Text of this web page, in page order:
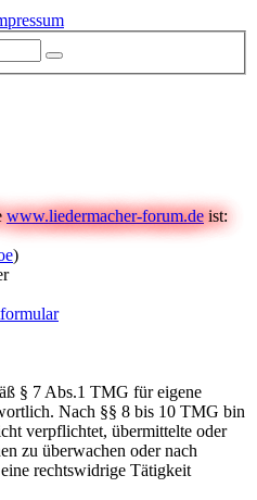
www.liedermacher-forum.deist:
)
§ 7 Abs.1 TMG für eigene
Nach §§ 8 bis 10 TMG bin
verpflichtet, übermittelte oder
zu überwachen oder nach
rechtswidrige Tätigkeit